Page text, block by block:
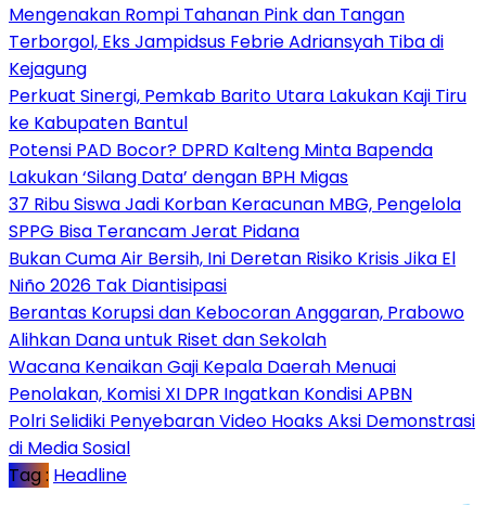
Mengenakan Rompi Tahanan Pink dan Tangan
Terborgol, Eks Jampidsus Febrie Adriansyah Tiba di
Kejagung
Perkuat Sinergi, Pemkab Barito Utara Lakukan Kaji Tiru
ke Kabupaten Bantul
Potensi PAD Bocor? DPRD Kalteng Minta Bapenda
Lakukan ‘Silang Data’ dengan BPH Migas
37 Ribu Siswa Jadi Korban Keracunan MBG, Pengelola
SPPG Bisa Terancam Jerat Pidana
Bukan Cuma Air Bersih, Ini Deretan Risiko Krisis Jika El
Niño 2026 Tak Diantisipasi
Berantas Korupsi dan Kebocoran Anggaran, Prabowo
Alihkan Dana untuk Riset dan Sekolah
Wacana Kenaikan Gaji Kepala Daerah Menuai
Penolakan, Komisi XI DPR Ingatkan Kondisi APBN
Polri Selidiki Penyebaran Video Hoaks Aksi Demonstrasi
di Media Sosial
Tag : Headline